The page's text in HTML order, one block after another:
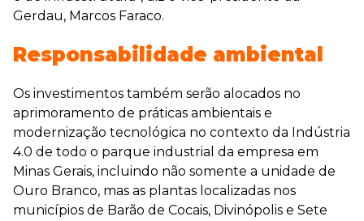
Gerdau, Marcos Faraco.
Responsabilidade ambiental
Os investimentos também serão alocados no
aprimoramento de práticas ambientais e
modernização tecnológica no contexto da Indústria
4.0 de todo o parque industrial da empresa em
Minas Gerais, incluindo não somente a unidade de
Ouro Branco, mas as plantas localizadas nos
municípios de Barão de Cocais, Divinópolis e Sete